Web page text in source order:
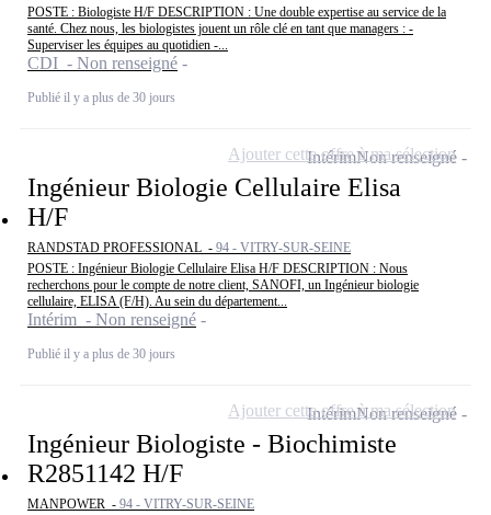
POSTE : Biologiste H/F DESCRIPTION : Une double expertise au service de la
santé. Chez nous, les biologistes jouent un rôle clé en tant que managers : -
Superviser les équipes au quotidien -...
CDI - Non renseigné
Publié il y a plus de 30 jours
Ingénieur Biologie Cellulaire Elisa
H/F
RANDSTAD PROFESSIONAL - 94 - VITRY-SUR-SEINE
POSTE : Ingénieur Biologie Cellulaire Elisa H/F DESCRIPTION : Nous
recherchons pour le compte de notre client, SANOFI, un Ingénieur biologie
cellulaire, ELISA (F/H). Au sein du département...
Intérim - Non renseigné
Publié il y a plus de 30 jours
IntérimNon renseigné
Ajouter cette offre à ma sélection
Ingénieur Biologiste - Biochimiste
R2851142 H/F
MANPOWER - 94 - VITRY-SUR-SEINE
IntérimNon renseigné
Ajouter cette offre à ma sélection